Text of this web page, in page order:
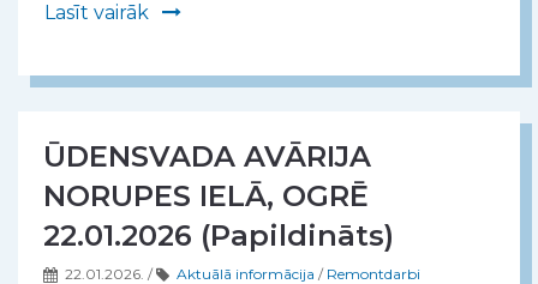
Lasīt vairāk
ŪDENSVADA AVĀRIJA
NORUPES IELĀ, OGRĒ
22.01.2026 (Papildināts)
22.01.2026. / Aktuālā informācija / Remontdarbi